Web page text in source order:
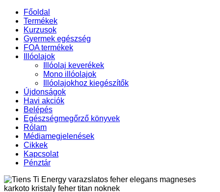
Főoldal
Termékek
Kurzusok
Gyermek egészség
FOA termékek
Illóolajok
Illóolaj keverékek
Mono illóolajok
Illóolajokhoz kiegészítők
Újdonságok
Havi akciók
Belépés
Egészségmegőrző könyvek
Rólam
Médiamegjelenések
Cikkek
Kapcsolat
Pénztár